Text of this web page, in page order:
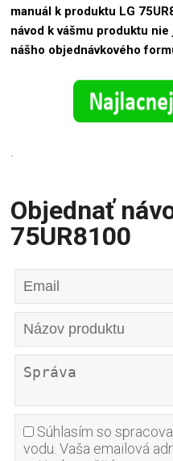
manuál k produktu LG
návod k vášmu produktu
nášho objednávkového
.
Objednať
75UR8100
Súhlasím so
vodu. Vaša emailová